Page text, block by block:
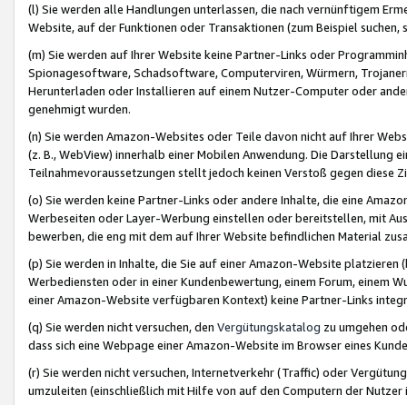
(l) Sie werden alle Handlungen unterlassen, die nach vernünftigem
Website, auf der Funktionen oder Transaktionen (zum Beispiel
(m) Sie werden auf Ihrer Website keine Partner-Links oder
Spionagesoftware, Schadsoftware, Computerviren, Würmern,
Herunterladen oder Installieren auf einem Nutzer-Computer oder
genehmigt wurden.
(n) Sie werden Amazon-Websites oder Teile davon nicht auf Ihrer
(z. B., WebView) innerhalb einer Mobilen Anwendung. Die Darstellung
Teilnahmevoraussetzungen stellt jedoch keinen Verstoß gegen diese
(o) Sie werden keine Partner-Links oder andere Inhalte, die eine
Werbeseiten oder Layer-Werbung einstellen oder bereitstellen, mit
bewerben, die eng mit dem auf Ihrer Website befindlichen Material
(p) Sie werden in Inhalte, die Sie auf einer Amazon-Website
Werbediensten oder in einer Kundenbewertung, einem Forum, einem
einer Amazon-Website verfügbaren Kontext) keine Partner-Links
(q) Sie werden nicht versuchen, den Vergütungskatalog zu umgehen
dass sich eine Webpage einer Amazon-Website im Browser eines
(r) Sie werden nicht versuchen, Internetverkehr (Traffic) oder
umzuleiten (einschließlich mit Hilfe von auf den Computern der